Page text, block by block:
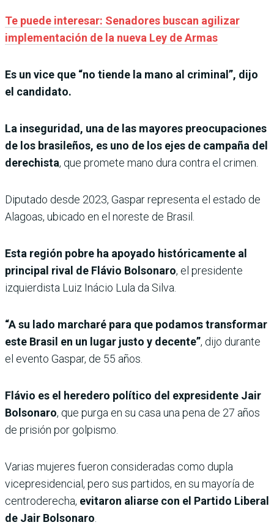
Te puede interesar: Senadores buscan agilizar
implementación de la nueva Ley de Armas
Es un vice que “no tiende la mano al criminal”, dijo
el candidato.
La inseguridad, una de las mayores preocupaciones
de los brasileños, es uno de los ejes de campaña del
derechista, que promete mano dura contra el crimen.
Diputado desde 2023, Gaspar representa el estado de
Alagoas, ubicado en el noreste de Brasil.
Esta región pobre ha apoyado históricamente al
principal rival de Flávio Bolsonaro, el presidente
izquierdista Luiz Inácio Lula da Silva.
“A su lado marcharé para que podamos transformar
este Brasil en un lugar justo y decente”, dijo durante
el evento Gaspar, de 55 años.
Flávio es el heredero político del expresidente Jair
Bolsonaro, que purga en su casa una pena de 27 años
de prisión por golpismo.
Varias mujeres fueron consideradas como dupla
vicepresidencial, pero sus partidos, en su mayoría de
centroderecha, evitaron aliarse con el Partido Liberal
de Jair Bolsonaro